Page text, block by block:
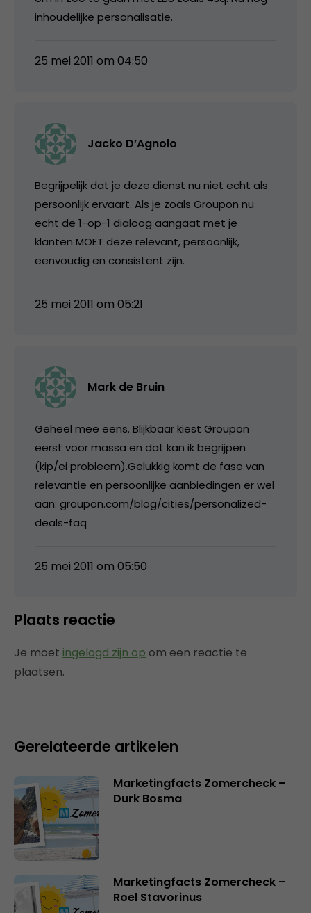
inhoudelijke personalisatie.
25 mei 2011 om 04:50
Jacko D’Agnolo
Begrijpelijk dat je deze dienst nu niet echt als
persoonlijk ervaart. Als je zoals Groupon nu
echt de 1-op-1 dialoog aangaat met je
klanten MOET deze relevant, persoonlijk,
eenvoudig en consistent zijn.
25 mei 2011 om 05:21
Mark de Bruin
Geheel mee eens. Blijkbaar kiest Groupon
eerst voor massa en dat kan ik begrijpen
(kip/ei probleem).Gelukkig komt de fase van
relevantie en persoonlijke aanbiedingen er wel
aan: groupon.com/blog/cities/personalized-
deals-faq
25 mei 2011 om 05:50
Plaats reactie
Je moet ingelogd zijn op om een reactie te
plaatsen.
Gerelateerde artikelen
Marketingfacts Zomercheck –
Durk Bosma
Marketingfacts Zomercheck –
Roel Stavorinus